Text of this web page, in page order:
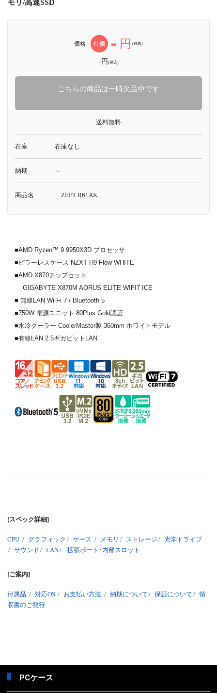
モリ/高速SSD
価格 特価 - 円 (税抜)
-円(税込)
こちらの商品は一時欠品中です
送料無料
在庫 在庫なし
納期 －
商品名 ZEFT R61AK
■AMD Ryzen™ 9 9950X3D プロセッサ
■ピラーレスケース NZXT H9 Flow WHITE
■AMD X870チップセット
GIGABYTE X870M AORUS ELITE WIFI7 ICE
■ 無線LAN Wi-Fi 7 / Bluetooth 5
■750W 電源ユニット 80Plus Gold認証
■水冷クーラー CoolerMaster製 360mm ホワイトモデル
■有線LAN 2.5ギガビットLAN
[スペック詳細]
CPU / グラフィック / ケース / メモリ / ストレージ / 光学ドライブ
/ サウンド / LAN/ 拡張ポート･内部スロット
[ご案内]
付属品 / 対応OS / お支払い方法 / 納期について / 保証について / 領
収書のご発行
PCケース